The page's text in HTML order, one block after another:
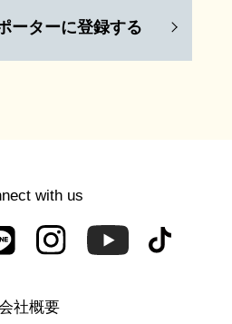
ーターに登録する
with us
社概要